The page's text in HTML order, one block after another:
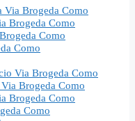
Via Brogeda Como
Brogeda Como
Como
Como
Via Brogeda Como
Brogeda Como
Brogeda Como
Como